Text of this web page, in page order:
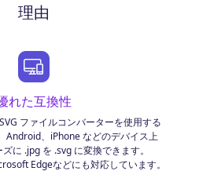
理由
れた互換性
ファイルコンバーターを使用する
Android、iPhone などのデバイス上
に .jpg を .svg に変換できます。
Edgeなどにも対応しています。